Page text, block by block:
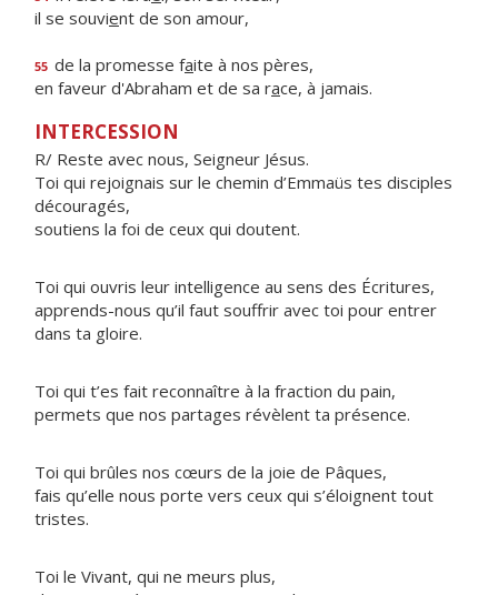
il se souvient de son amour,
55 de la promesse faite à nos pères,
en faveur d'Abraham et de sa race, à jamais.
INTERCESSION
R/ Reste avec nous, Seigneur Jésus.
Toi qui rejoignais sur le chemin d’Emmaüs tes disciples
découragés,
soutiens la foi de ceux qui doutent.
Toi qui ouvris leur intelligence au sens des Écritures,
apprends-nous qu’il faut souffrir avec toi pour entrer
dans ta gloire.
Toi qui t’es fait reconnaître à la fraction du pain,
permets que nos partages révèlent ta présence.
Toi qui brûles nos cœurs de la joie de Pâques,
fais qu’elle nous porte vers ceux qui s’éloignent tout
tristes.
Toi le Vivant, qui ne meurs plus,